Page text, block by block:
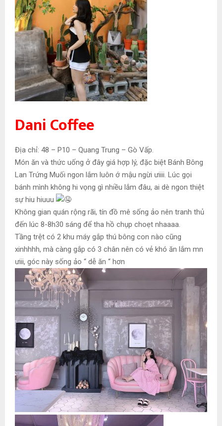
Dani Coffee
Địa chỉ: 48 – P10 – Quang Trung – Gò Vấp.
Món ăn và thức uống ở đây giá hợp lý, đặc biệt Bánh Bông
Lan Trứng Muối ngon lắm luôn ớ mậu ngừi ưiiii. Lúc gọi
bánh mình không hi vọng gì nhiều lắm đâu, ai dè ngon thiệt
sự hiu hiuuu
Không gian quán rộng rãi, tín đồ mê sống ảo nên tranh thủ
đến lúc 8-8h30 sáng để tha hồ chụp choẹt nhaaaa.
Tầng trệt có 2 khu máy gắp thú bông con nào cũng
xinhhhh, mà càng gắp có 3 chân nên có vẻ khó ăn lắm mn
ưiii, góc này sống ảo “ dễ ăn “ hơn